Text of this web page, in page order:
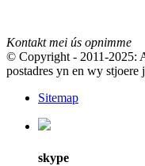
Kontakt mei ús opnimme
© Copyright - 2011-2025:
postadres yn en wy stjoere
Sitemap
skype